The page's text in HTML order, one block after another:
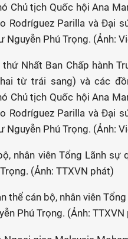
Nhất Ban Chấp hành
từ trái sang) và các
Chủ tịch Quốc hội Ana
Rodríguez Parilla và Đại
Nguyễn Phú Trọng. (Ảnh:
thể cán bộ, nhân viên
Phú Trọng. (Ảnh: TTXVN